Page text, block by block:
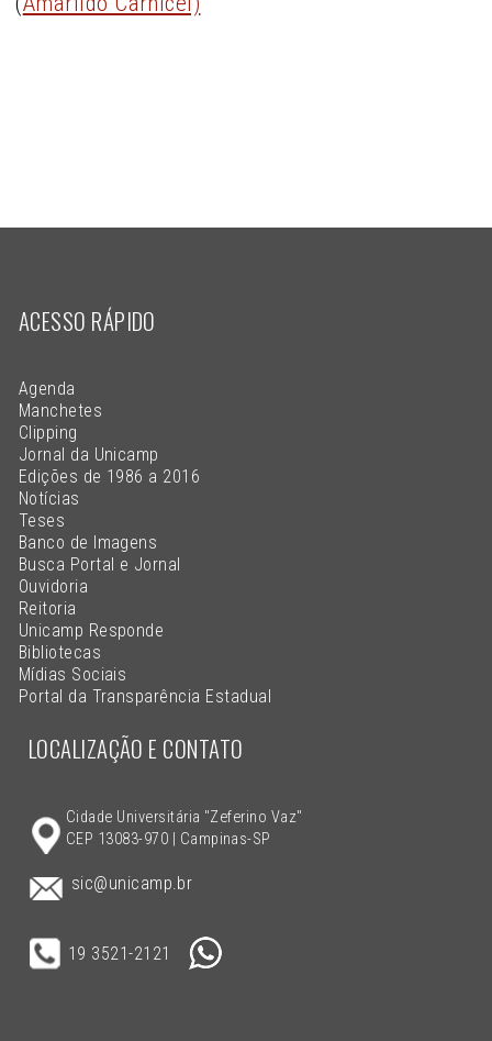
ACESSO RÁPIDO
Agenda
Manchetes
Clipping
Jornal da Unicamp
Edições de 1986 a 2016
Notícias
Teses
Banco de Imagens
Busca Portal e Jornal
Ouvidoria
Reitoria
Unicamp Responde
Bibliotecas
Mídias Sociais
Portal da Transparência Estadual
LOCALIZAÇÃO E CONTATO
Cidade Universitária "Zeferino Vaz"
CEP 13083-970 | Campinas-SP
sic@unicamp.br
19 3521-2121